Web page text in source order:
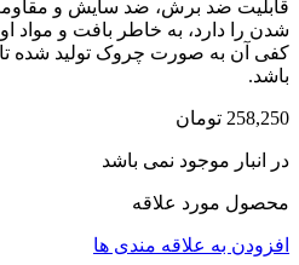
قابلیت ضد برش، ضد سایش و
شدن را دارد، به خاطر بافت و مواد
کفی آن به صورت چروک تولید شده
باشد.
258,250 تومان
در انبار موجود نمی باشد
محصول مورد علاقه
افزودن به علاقه مندی ها